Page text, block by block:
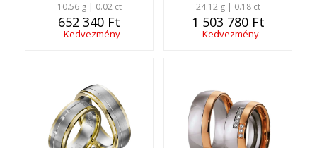
10.56 g | 0.02 ct
652 340 Ft
- Kedvezmény
24.12 g | 0.18 ct
1 503 780 Ft
- Kedvezmény